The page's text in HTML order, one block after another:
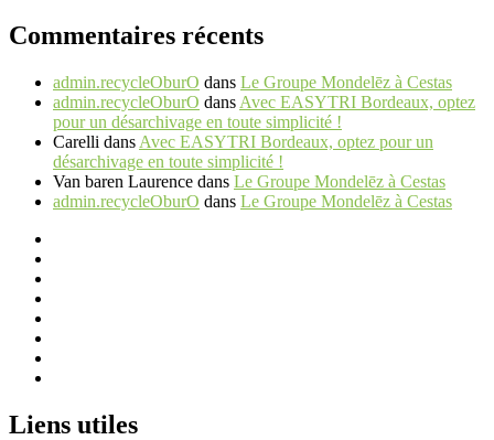
Commentaires récents
admin.recycleOburO dans Le Groupe Mondelēz à Cestas
admin.recycleOburO dans Avec EASYTRI Bordeaux, optez
pour un désarchivage en toute simplicité !
Carelli dans Avec EASYTRI Bordeaux, optez pour un
désarchivage en toute simplicité !
Van baren Laurence dans Le Groupe Mondelēz à Cestas
admin.recycleOburO dans Le Groupe Mondelēz à Cestas
Liens utiles